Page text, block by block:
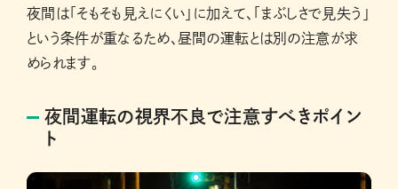
夜間は「そもそも見えにくい」に加えて、「まぶしさで見失う」
という条件が重なるため、昼間の運転とは別の注意が求
められます。
夜間運転の視界不良で注意すべきポイン
ト